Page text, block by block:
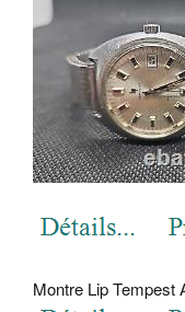
Montre Lip Tempest